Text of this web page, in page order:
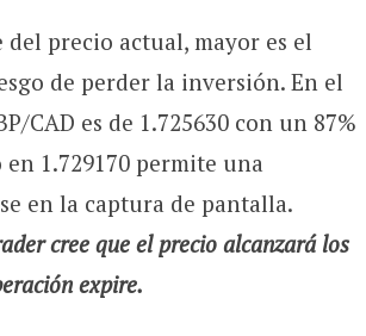
precio actual, mayor es el
de perder la inversión. En el
CAD es de 1.725630 con un 87%
1.729170 permite una
en la captura de pantalla.
cree que el precio alcanzará los
expire.